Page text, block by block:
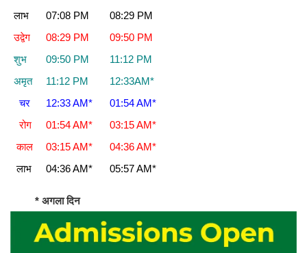
लाभ
07:08 PM
08:29 PM
उद्वेग
08:29 PM
09:50 PM
शुभ
09:50 PM
11:12 PM
अमृत
11:12 PM
12:33AM*
चर
12:33 AM*
01:54 AM*
रोग
01:54 AM*
03:15 AM*
काल
03:15 AM*
04:36 AM*
लाभ
04:36 AM* 05:57 AM*
* अगला दिन